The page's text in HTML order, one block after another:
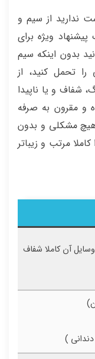
ندارید از سیم و
ویژه برای
بدون اینکه سیم
را تحمل کنید، از
شفاف و یا ناپیدا
و مقرون به صرفه
هیچ مشکلی و بدون
مرتب و زیباتر
آن کاملا شفاف